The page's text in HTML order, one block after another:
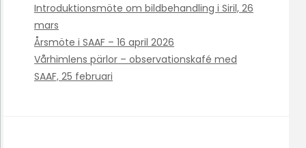
Introduktionsmöte om bildbehandling i Siril, 26
mars
Årsmöte i SAAF – 16 april 2026
Vårhimlens pärlor – observationskafé med
SAAF, 25 februari